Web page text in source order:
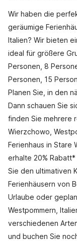
Wir haben die
geräumige
Italien? Wir bieten
ideal für größere
Personen, 8
Personen, 15
Planen Sie, in den
Dann schauen Sie
finden Sie mehrere
Wierzchowo,
Ferienhaus in Stare
erhalte 20%
Sie den ultimativen
Ferienhäusern von
Urlaube oder
Westpommern,
verschiedenen
und buchen Sie